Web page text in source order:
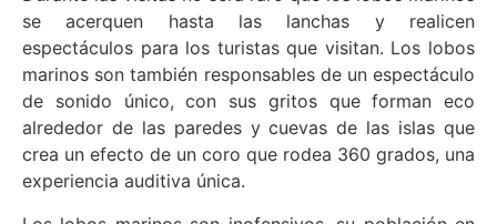
se acerquen hasta las lanchas y realicen
espectáculos para los turistas que visitan. Los lobos
marinos son también responsables de un espectáculo
de sonido único, con sus gritos que forman eco
alrededor de las paredes y cuevas de las islas que
crea un efecto de un coro que rodea 360 grados, una
experiencia auditiva única.